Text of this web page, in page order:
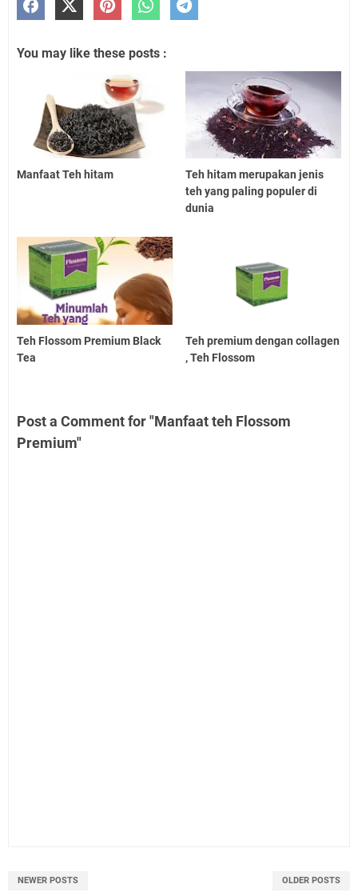
You may like these posts :
Manfaat Teh hitam
Teh hitam merupakan jenis
teh yang paling populer di
dunia
Teh Flossom Premium Black
Tea
Teh premium dengan collagen
, Teh Flossom
Post a Comment for "Manfaat teh Flossom
Premium"
NEWER POSTS OLDER POSTS